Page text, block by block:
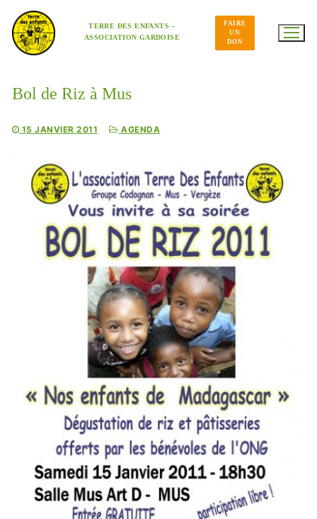
contenu
TERRE DES ENFANTS –
ASSOCIATION GARDOISE
FAIRE
UN
DON
Bol de Riz à Mus
15 JANVIER 2011 AGENDA